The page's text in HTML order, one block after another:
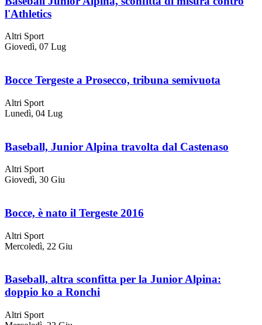
l'Athletics
Altri Sport
Giovedì, 07 Lug
Bocce Tergeste a Prosecco, tribuna semivuota
Altri Sport
Lunedì, 04 Lug
Baseball, Junior Alpina travolta dal Castenaso
Altri Sport
Giovedì, 30 Giu
Bocce, è nato il Tergeste 2016
Altri Sport
Mercoledì, 22 Giu
Baseball, altra sconfitta per la Junior Alpina:
doppio ko a Ronchi
Altri Sport